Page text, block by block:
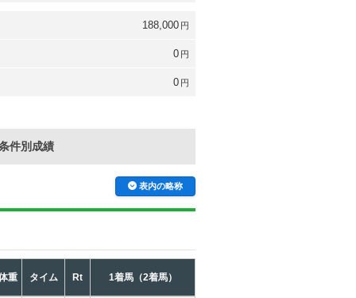
188,000 円
0 円
0 円
件別成績
表内の略称
重 タイム Rt 1着馬（2着馬）